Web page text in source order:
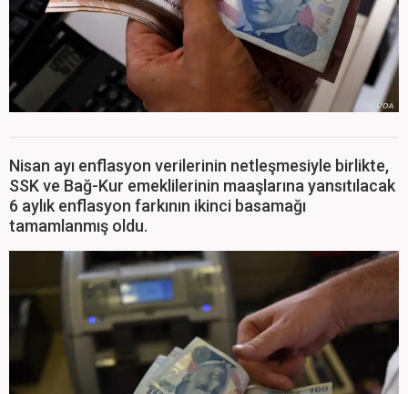
Nisan ayı enflasyon verilerinin netleşmesiyle birlikte,
SSK ve Bağ-Kur emeklilerinin maaşlarına yansıtılacak
6 aylık enflasyon farkının ikinci basamağı
tamamlanmış oldu.